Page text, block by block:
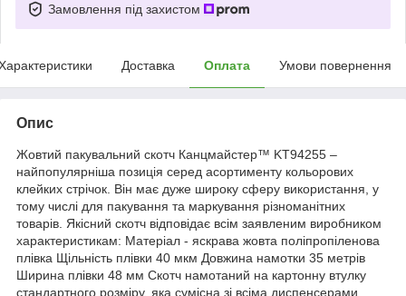
Замовлення під захистом
Доставка Оплата Умови повернення
Опис
Жовтий пакувальний скотч Канцмайстер™ KT94255 –
найпопулярніша позиція серед асортименту кольорових
клейких стрічок. Він має дуже широку сферу використання, у
тому числі для пакування та маркування різноманітних
товарів. Якісний скотч відповідає всім заявленим виробником
характеристикам: Матеріал - яскрава жовта поліпропіленова
плівка Щільність плівки 40 мкм Довжина намотки 35 метрів
Ширина плівки 48 мм Скотч намотаний на картонну втулку
стандартного розміру, яка сумісна зі всіма диспенсерами